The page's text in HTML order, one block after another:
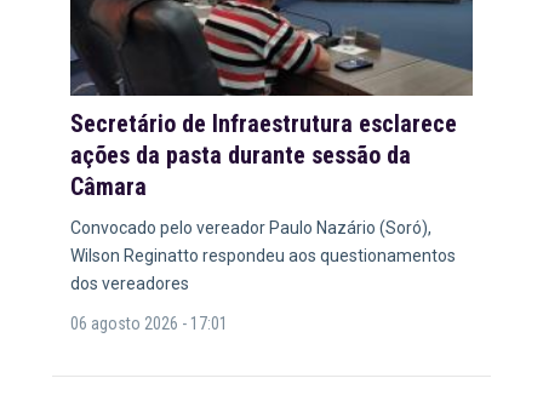
Secretário de Infraestrutura esclarece
ações da pasta durante sessão da
Câmara
Convocado pelo vereador Paulo Nazário (Soró),
Wilson Reginatto respondeu aos questionamentos
dos vereadores
06 agosto 2026 - 17:01